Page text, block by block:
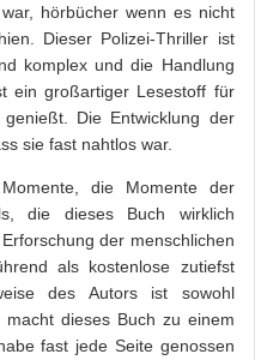
hörbücher wenn es nicht
Dieser Polizei-Thriller ist
komplex und die Handlung
ein großartiger Lesestoff für
Die Entwicklung der
sie fast nahtlos war.
die Momente der
die dieses Buch wirklich
der menschlichen
als kostenlose zutiefst
des Autors ist sowohl
dieses Buch zu einem
fast jede Seite genossen